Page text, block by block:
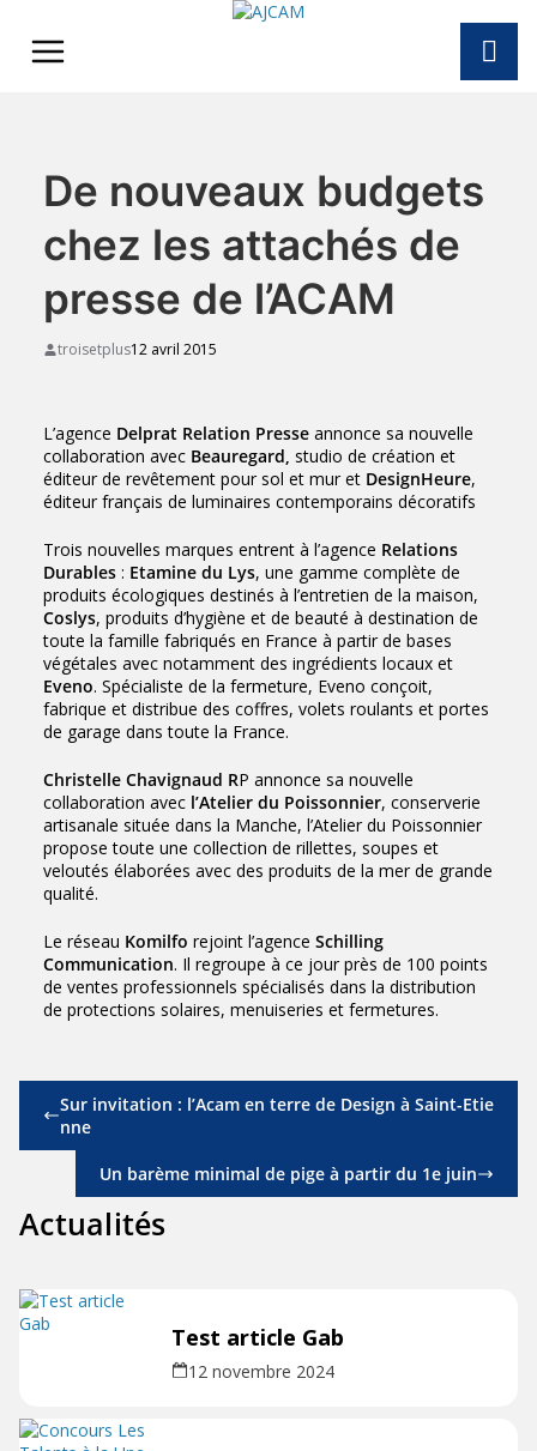
content
De nouveaux budgets
chez les attachés de
presse de l’ACAM
troisetplus12 avril 2015
L’agence Delprat Relation Presse annonce sa nouvelle
collaboration avec Beauregard, studio de création et
éditeur de revêtement pour sol et mur et DesignHeure,
éditeur français de luminaires contemporains décoratifs
Trois nouvelles marques entrent à l’agence Relations
Durables : Etamine du Lys, une gamme complète de
produits écologiques destinés à l’entretien de la maison,
Coslys, produits d’hygiène et de beauté à destination de
toute la famille fabriqués en France à partir de bases
végétales avec notamment des ingrédients locaux et
Eveno. Spécialiste de la fermeture, Eveno conçoit,
fabrique et distribue des coffres, volets roulants et portes
de garage dans toute la France.
Christelle Chavignaud RP annonce sa nouvelle
collaboration avec l’Atelier du Poissonnier, conserverie
artisanale située dans la Manche, l’Atelier du Poissonnier
propose toute une collection de rillettes, soupes et
veloutés élaborées avec des produits de la mer de grande
qualité.
Le réseau Komilfo rejoint l’agence Schilling
Communication. Il regroupe à ce jour près de 100 points
de ventes professionnels spécialisés dans la distribution
de protections solaires, menuiseries et fermetures.
Sur invitation : l’Acam en terre de Design à Saint-Etie
nne
Un barème minimal de pige à partir du 1e juin
Actualités
Test article Gab
12 novembre 2024